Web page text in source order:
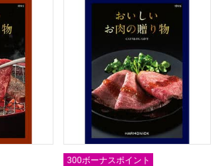
物 HMC【カタログギフト】【贈りもの
おいしいお肉の贈り物 HMK
300ボーナスポイント